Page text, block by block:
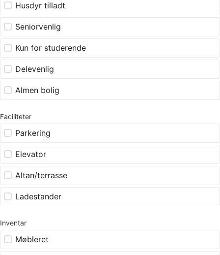
Husdyr tilladt
Seniorvenlig
Kun for studerende
Delevenlig
Almen bolig
Faciliteter
Parkering
Elevator
Altan/terrasse
Ladestander
Inventar
Møbleret